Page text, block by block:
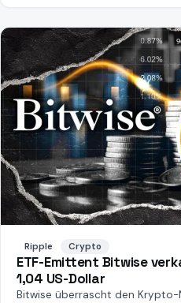
Ripple Crypto
ETF-Emittent Bitwise
1,04 US-Dollar
Bitwise überrascht den